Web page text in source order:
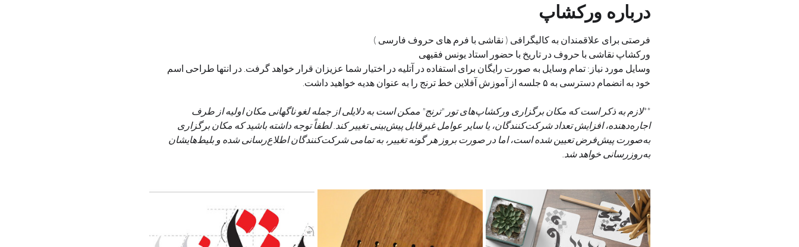
درباره ورکشاپ
فرصتی برای علاقمندان به کالیگرافی ( نقاشی با فرم های حروف فارسی )
ورکشاپ نقاشی با حروف در تاریخ با حضور استاد یونس فقیهی
وسایل مورد نیاز: تمام وسایل به صورت رایگان برای استفاده در آتلیه در اختیار شما عزیزان قرار خواهد گرفت. در انتها طراحی اسم
خود به انضمام دسترسی به ۵ جلسه از آموزش آفلاین خط ترنج را به عنوان هدیه خواهید داشت.
**لازم به ذکر است که مکان برگزاری ورکشاپ‌های تور "ترنج" ممکن است به دلایلی از جمله لغو ناگهانی مکان اولیه از طرف
اجاره‌دهنده، افزایش تعداد شرکت‌کنندگان، یا سایر عوامل غیرقابل پیش‌بینی تغییر کند. لطفاً توجه داشته باشید که مکان برگزاری
به‌صورت پیش‌فرض تعیین شده است، اما در صورت بروز هر گونه تغییر، به تمامی شرکت‌کنندگان اطلاع‌رسانی شده و بلیط‌هایشان
به‌روزرسانی خواهد شد.